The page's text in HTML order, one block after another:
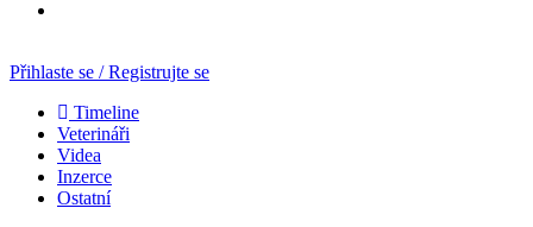
Přihlaste se / Registrujte se
Timeline
Veterináři
Videa
Inzerce
Ostatní